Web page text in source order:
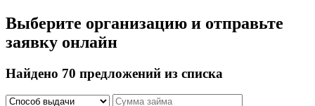
Выберите организацию и отправьте
заявку онлайн
Найдено 70 предложений из списка